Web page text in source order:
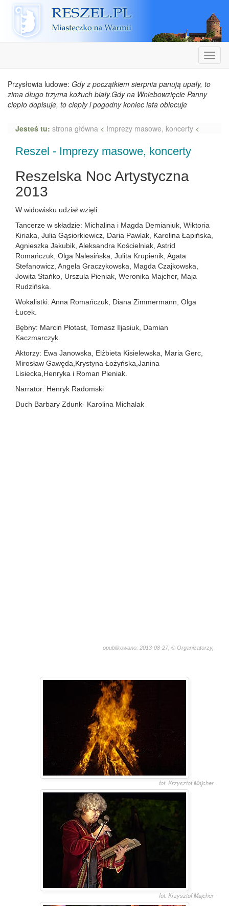
Reszel
Przysłowia ludowe: Gdy z początkiem sierpnia panują upały, to
zima długo trzyma kożuch biały.Gdy na Wniebowzięcie Panny
ciepło dopisuje, to ciepły i pogodny koniec lata obiecuje
Jesteś tu: strona główna < Imprezy masowe, koncerty <
Reszel - Imprezy masowe, koncerty
Reszelska Noc Artystyczna
2013
W widowisku udział wzięli:
Tancerze w składzie: Michalina i Magda Demianiuk, Wiktoria
Kiriaka, Julia Gąsiorkiewicz, Daria Pawlak, Karolina Łapińska,
Agnieszka Jakubik, Aleksandra Kościelniak, Astrid
Romańczuk, Olga Nalesińska, Julita Krupienik, Agata
Stefanowicz, Angela Graczykowska, Magda Czajkowska,
Jowita Stańko, Urszula Pieniak, Weronika Majcher, Maja
Rudzińska.
Wokalistki: Anna Romańczuk, Diana Zimmermann, Olga
Łucek.
Bębny: Marcin Płotast, Tomasz Iljasiuk, Damian
Kaczmarczyk.
Aktorzy: Ewa Janowska, Elżbieta Kisielewska, Maria Gerc,
Mirosław Gawęda,Krystyna Łożyńska,Janina
Lisiecka,Henryka i Roman Pieniak.
Narrator: Henryk Radomski
Duch Barbary Zdunk- Karolina Michalak
opublikowano: 2013-08-27, © Organizatorzy,
fot. Krzysztof Majcher
fot. Krzysztof Majcher